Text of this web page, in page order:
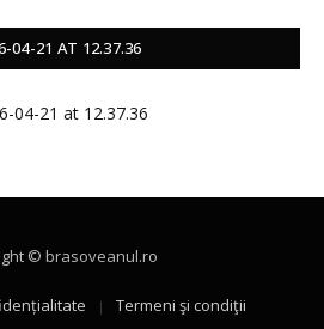
04-21 AT 12.37.36
© brasoveanul.ro
Termeni şi condiţii